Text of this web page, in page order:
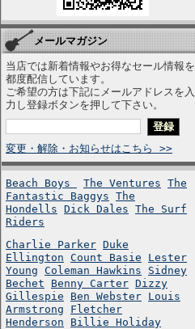
メールマガジン
当店では新着情報やお得なセール情報を
都度配信しています。
ご希望の方は下記にメールアドレスを入
力し登録ボタンを押して下さい。
変更・解除・お知らせはこちら >>
Beach Boys The Ventures The
Fantastic Baggys The
Hondells Dick Dales The Surf
Riders
Charlie Parker Duke
Ellington Count Basie
Lester
Young Coleman Hawkins
Sidney
Bechet
Benny Carter Dizzy
Gillespie
Ben Webster Louis
Armstrong
Fletcher
Henderson
Billie Holiday